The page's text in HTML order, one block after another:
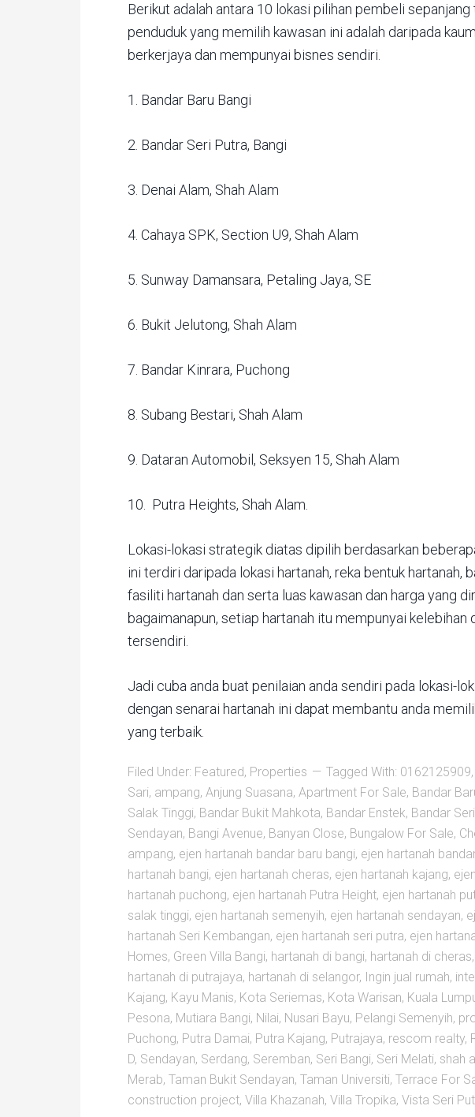
Berikut adalah antara 10 lokasi pilihan pembeli
penduduk yang memilih kawasan ini adalah daripada
berkerjaya dan mempunyai bisnes sendiri.
1. Bandar Baru Bangi
2. Bandar Seri Putra, Bangi
3. Denai Alam, Shah Alam
4. Cahaya SPK, Section U9, Shah Alam
5. Sunway Damansara, Petaling Jaya, SE
6. Bukit Jelutong, Shah Alam
7. Bandar Kinrara, Puchong
8. Subang Bestari, Shah Alam
9. Dataran Automobil, Seksyen 15, Shah Alam
10. Putra Heights, Shah Alam.
Lokasi-lokasi strategik diatas dipilih berdasarkan
ini terdiri daripada lokasi hartanah, reka bentuk hartanah,
fasiliti hartanah dan serta luas kawasan dan harga yang
bagaimanapun, setiap hartanah itu mempunyai kelebihan
tersendiri.
Jadi cuba anda buat penilaian anda sendiri pada lokasi-
dengan senarai hartanah ini dapat membantu anda
yang terbaik.
Filed Under: Featured, Properties Tagged With: 0162125909,
Sari, ampang, Anjung Suasana, Apartment For Sale, Bandar
Salak Tinggi, Bandar Bukit Mahkota, Bandar Enstek, Bandar
Sendayan, Bangi Avenue, Banyan Close, Bungalow For Sale,
ampang, ejen hartanah bandar baru bangi, ejen hartanah
hartanah bangi, ejen hartanah cheras, ejen hartanah kajang,
hartanah puchong, ejen hartanah Putra Height, ejen hartanah
salak tinggi, ejen hartanah semenyih, ejen hartanah sendayan,
hartanah Seri Kembangan, ejen hartanah seri putra, ejen
Homes, Green Villa Bangi, hartanah di bangi, hartanah di cheras,
hartanah di putrajaya, hartanah di selangor, Ingin jual rumah,
Kajang, Kayu Manis, Kota Seriemas, Kota Warisan, Kuala
Pesona, Mutiara Bangi, Nilai, Nusari Bayu, Pelangi Semenyih,
Puchong, Putra Damai, Putra Kajang, Putrajaya, rescom realty,
D, Sendayan, Serdang, Seremban, Seri Bangi, Seri Melati, shah
Merab, Taman Bukit Sendayan, Taman Universiti, Terrace For
construction project, Villa Khazanah, Villa Tropika, Vista Seri